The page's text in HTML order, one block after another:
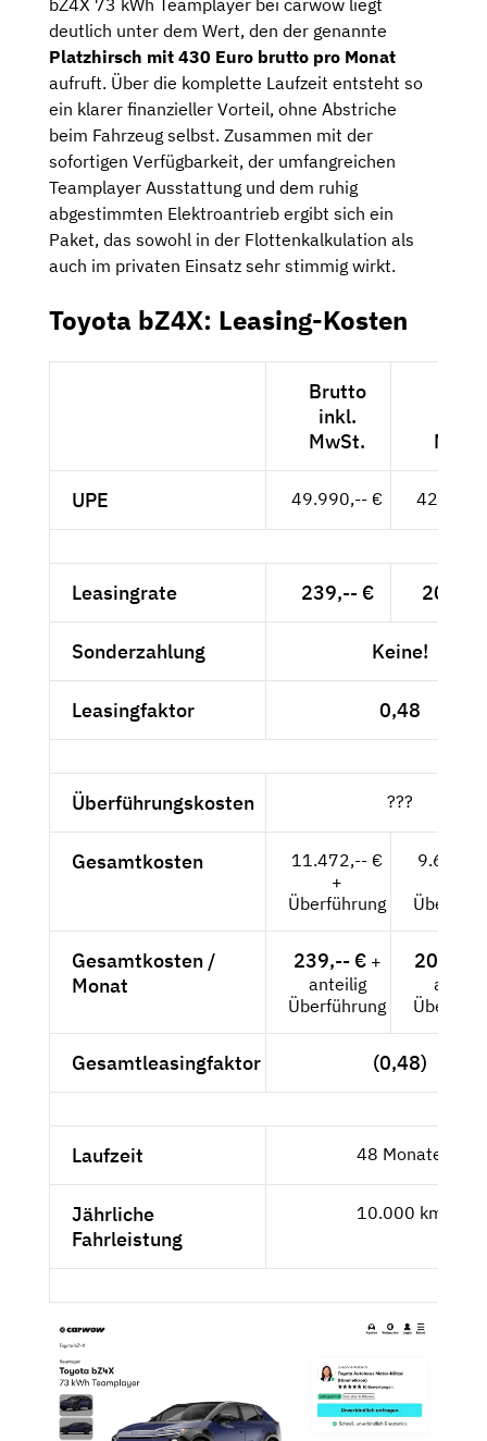
bZ4X 73 kWh Teamplayer bei carwow liegt
deutlich unter dem Wert, den der genannte
Platzhirsch mit 430 Euro brutto pro Monat
aufruft. Über die komplette Laufzeit entsteht so
ein klarer finanzieller Vorteil, ohne Abstriche
beim Fahrzeug selbst. Zusammen mit der
sofortigen Verfügbarkeit, der umfangreichen
Teamplayer Ausstattung und dem ruhig
abgestimmten Elektroantrieb ergibt sich ein
Paket, das sowohl in der Flottenkalkulation als
auch im privaten Einsatz sehr stimmig wirkt.
Toyota bZ4X: Leasing-Kosten
Brutto
inkl.
MwSt.
UPE 49.990,-- €
Leasingrate 239,-- €
Sonderzahlung Keine!
Leasingfaktor 0,48
Überführungskosten ???
Gesamtkosten
11.472,-- €
+
Überführung
Gesamtkosten /
Monat
239,-- €+
anteilig
Überführung
200,84
Gesamtleasingfaktor (0,48)
Laufzeit 48 Monate
Jährliche
Fahrleistung
10.000 km